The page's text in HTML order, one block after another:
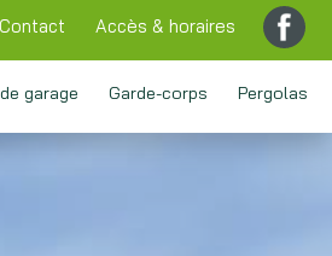
Contact Accès & horaires
garage Garde-corps Pergolas